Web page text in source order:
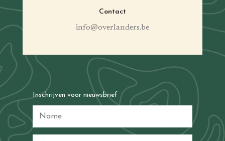
Contact
info@overlanders.be
Inschrijven voor nieuwsbrief